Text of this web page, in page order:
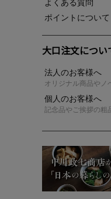
よくある質問
ポイントについて
大口注文につい
法人のお客様へ
オリジナル商品やノ
個人のお客様へ
記念品やご挨拶の粗